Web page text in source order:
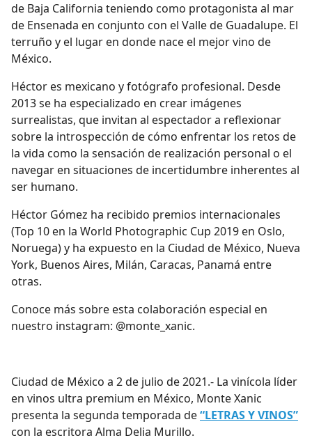
de Baja California teniendo como protagonista al mar
de Ensenada en conjunto con el Valle de Guadalupe. El
terruño y el lugar en donde nace el mejor vino de
México.
Héctor es mexicano y fotógrafo profesional. Desde
2013 se ha especializado en crear imágenes
surrealistas, que invitan al espectador a reflexionar
sobre la introspección de cómo enfrentar los retos de
la vida como la sensación de realización personal o el
navegar en situaciones de incertidumbre inherentes al
ser humano.
Héctor Gómez ha recibido premios internacionales
(Top 10 en la World Photographic Cup 2019 en Oslo,
Noruega) y ha expuesto en la Ciudad de México, Nueva
York, Buenos Aires, Milán, Caracas, Panamá entre
otras.
Conoce más sobre esta colaboración especial en
nuestro instagram: @monte_xanic.
Ciudad de México a 2 de julio de 2021.- La vinícola líder
en vinos ultra premium en México, Monte Xanic
presenta la segunda temporada de“LETRAS Y VINOS”
con la escritora Alma Delia Murillo.